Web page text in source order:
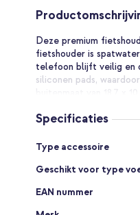
Deze premium
fietshouder is
telefoon blijft veilig en
siliconen pads,
buitenmaat van 18.7 x
360 graden draaibaar.
Zonder problemen
weer en wind gaan
stevige behuizing en
Specificaties
Specificaties
Type accessoire
Geschikt voor type
EAN nummer